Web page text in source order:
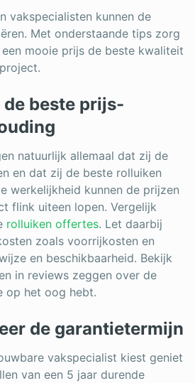
vakspecialisten kunnen de
Met onderstaande tips zorg
mooie prijs de beste kwaliteit
de beste prijs-
natuurlijk allemaal dat zij de
en dat zij de beste rolluiken
werkelijkheid kunnen de prijzen
flink uiteen lopen. Vergelijk
rolluiken offertes. Let daarbij
zoals voorrijkosten en
en beschikbaarheid. Bekijk
in reviews zeggen over de
op het oog hebt.
de garantietermijn
vakspecialist kiest geniet
van een 5 jaar durende